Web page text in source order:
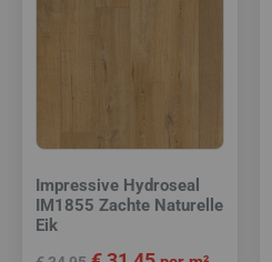
Impressive Hydroseal
IM1855 Zachte Naturelle
Eik